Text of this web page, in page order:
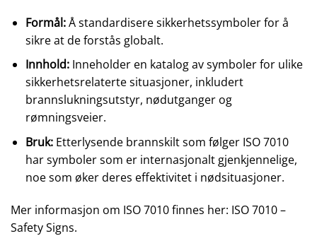
Formål:Å standardisere sikkerhetssymboler for å
sikre at de forstås globalt.
Innhold:Inneholder en katalog av symboler for ulike
sikkerhetsrelaterte situasjoner, inkludert
brannslukningsutstyr, nødutganger og
rømningsveier.
Bruk:Etterlysende brannskilt som følger ISO 7010
har symboler som er internasjonalt gjenkjennelige,
noe som øker deres effektivitet i nødsituasjoner.
Mer informasjon om ISO 7010 finnes her: ISO 7010 –
Safety Signs.